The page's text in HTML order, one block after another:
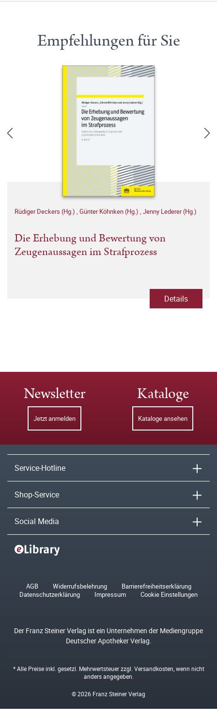
Empfehlungen für Sie
Rüdiger Deckers (Hg.) , Günter Köhnken (Hg.) , Jenny Lederer (Hg.)
Die Erhebung und Bewertung von
Zeugenaussagen im Strafprozess
Details
Newsletter
Jetzt anmelden
Kataloge
Kataloge ansehen
Service-Hotline
Shop-Service
Social Media
AGB Widerrufsbelehrung
Barrierefreiheitserklärung
Datenschutzerklärung
Impressum Cookie Einstellungen
Der Franz Steiner Verlag ist ein Unternehmen der Mediengruppe
Deutscher Apotheker Verlag.
* Alle Preise inkl. gesetzl. Mehrwertsteuer zzgl. Versandkosten , wenn nicht
anders angegeben.
© 2026 Franz Steiner Verlag